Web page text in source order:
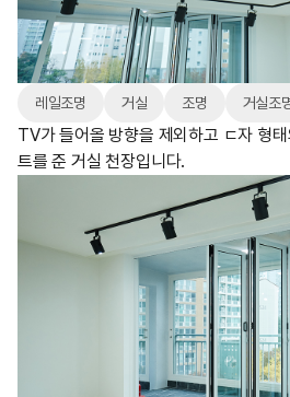
레일조명 거실 조명 거실조
TV가 들어올 방향을 제외하고 ㄷ자 형
트를 준 거실 천장입니다.